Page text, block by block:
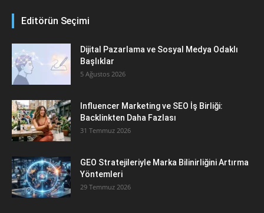
Editörün Seçimi
Dijital Pazarlama ve Sosyal Medya Odaklı
Başlıklar
5 Ağustos 2026
Influencer Marketing ve SEO İş Birliği:
Backlinkten Daha Fazlası
31 Temmuz 2026
GEO Stratejileriyle Marka Bilinirliğini Artırma
Yöntemleri
29 Temmuz 2026